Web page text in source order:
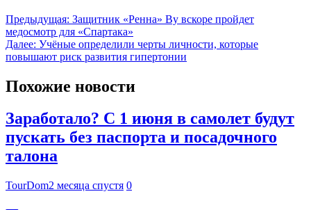
Предыдущая: Защитник «Ренна» Ву вскоре пройдет
медосмотр для «Спартака»
Далее: Учёные определили черты личности, которые
повышают риск развития гипертонии
Похожие новости
Заработало? С 1 июня в самолет будут
пускать без паспорта и посадочного
талона
TourDom2 месяца спустя 0